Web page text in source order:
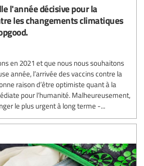
l'année décisive pour la
les changements climatiques
en 2021 et que nous nous souhaitons
année, l’arrivée des vaccins contre la
raison d’être optimiste quant à la
pour l’humanité. Malheureusement,
le plus urgent à long terme -...